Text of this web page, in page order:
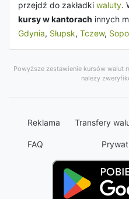
przejdź do zakładki waluty.
kursy w kantorach innych
Gdynia, Słupsk, Tczew,
Powyższe zestawienie kursów walut
należy
Reklama Transfery
FAQ